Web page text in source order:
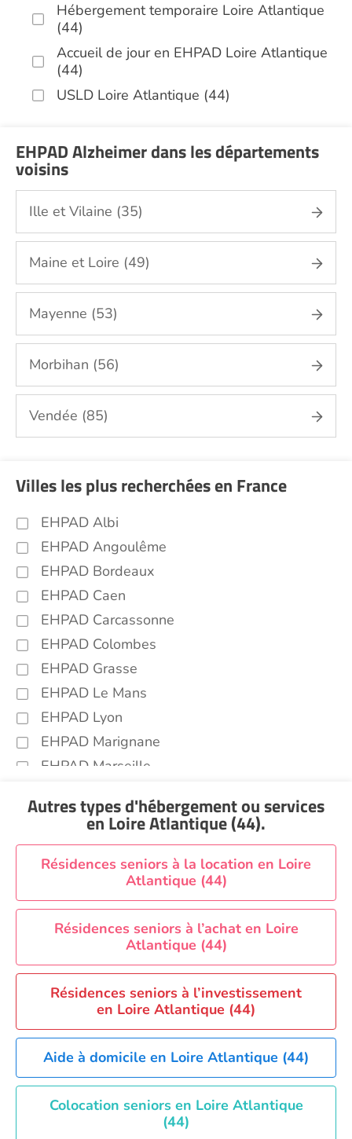
Hébergement temporaire Loire Atlantique
(44)
Accueil de jour en EHPAD Loire Atlantique
(44)
USLD Loire Atlantique (44)
EHPAD Alzheimer dans les départements
voisins
Ille et Vilaine (35)
Maine et Loire (49)
Mayenne (53)
Morbihan (56)
Vendée (85)
Villes les plus recherchées en France
EHPAD Albi
EHPAD Angoulême
EHPAD Bordeaux
EHPAD Caen
EHPAD Carcassonne
EHPAD Colombes
EHPAD Grasse
EHPAD Le Mans
EHPAD Lyon
EHPAD Marignane
EHPAD Marseille
EHPAD Nantes
EHPAD Paris
EHPAD Royan
EHPAD Saint-Etienne
EHPAD Toulouse
EHPAD Tours
EHPAD Troyes
Recherche par ville
Autres types d'hébergement ou services
en Loire Atlantique (44).
Résidences seniors à la location en Loire
Atlantique (44)
Résidences seniors à l’achat en Loire
Atlantique (44)
Résidences seniors à l’investissement
en Loire Atlantique (44)
Aide à domicile en Loire Atlantique (44)
Colocation seniors en Loire Atlantique
(44)